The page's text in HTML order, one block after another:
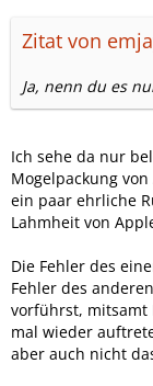
Zitat von
Ja, nenn du es
Ich sehe da nur
Mogelpackung
ein paar ehrliche
Lahmheit von
Die Fehler des
Fehler des
vorführst, mitsamt
mal wieder
aber auch nicht